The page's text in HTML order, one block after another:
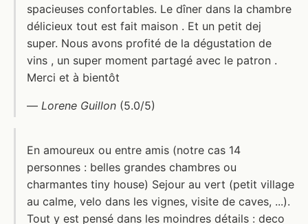
spacieuses confortables. Le dîner dans la chambre
délicieux tout est fait maison . Et un petit dej
super. Nous avons profité de la dégustation de
vins , un super moment partagé avec le patron .
Merci et à bientôt
— Lorene Guillon (5.0/5)
En amoureux ou entre amis (notre cas 14
personnes : belles grandes chambres ou
charmantes tiny house) Sejour au vert (petit village
au calme, velo dans les vignes, visite de caves, ...).
Tout y est pensé dans les moindres détails : deco